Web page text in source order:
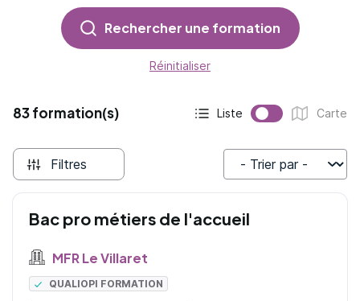
Rechercher une formation
Réinitialiser
83 formation(s)
Affichage actif :
Liste
Affichage :
Carte
Filtres
Trier par
Bac pro métiers de l'accueil
MFR Le Villaret
QUALIOPI FORMATION